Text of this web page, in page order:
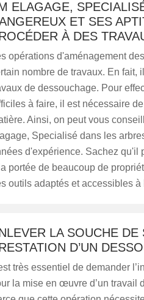
ELAGAGE,
ET SES
À DES
opérations d'aménagement
nombre de travaux. En fait,
de dessouchage. Pour
à faire, il est nécessaire
Ainsi, on peut vous
Specialisé dans les
d'expérience. Sachez qu'il
portée de beaucoup de
outils adaptés et accessibles
LA SOUCHE DE
D’UN
est très essentiel de demander
la mise en œuvre d’un travail